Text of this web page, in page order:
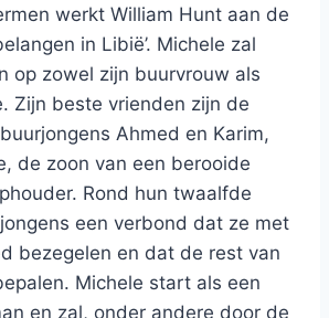
werkt William Hunt aan de
in Libië’. Michele zal
op zowel zijn buurvrouw als
Zijn beste vrienden zijn de
Ahmed en Karim,
de zoon van een berooide
Rond hun twaalfde
een verbond dat ze met
bezegelen en dat de rest van
Michele start als een
en zal, onder andere door de